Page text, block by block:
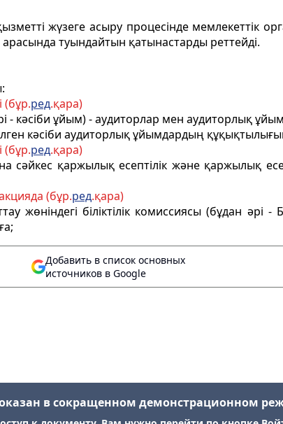
жүзеге асыру процесінде мемлекеттік
туындайтын қатынастарды реттейді.
(бұр.ред.қара)
- кәсіби ұйым) -аудиторлар мен аудиторлық
кәсіби аудиторлық ұйымдардың
(бұр.ред.қара)
сәйкес қаржылық есептілік және қаржылық
(бұр.ред.қара)
жөніндегі біліктілік комиссиясы (бұдан әрі -
Добавить в список основных
источников в Google
в сокращенном демонстрационном